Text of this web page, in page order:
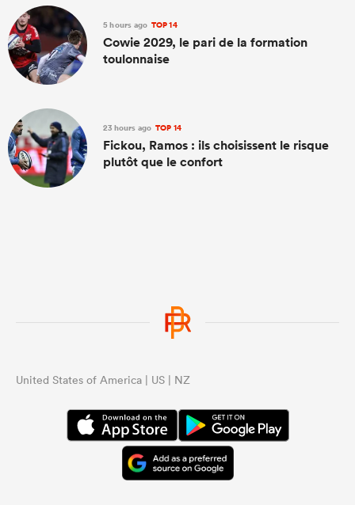
5 hours ago TOP 14
Cowie 2029, le pari de la formation
toulonnaise
23 hours ago TOP 14
Fickou, Ramos : ils choisissent le risque
plutôt que le confort
United States of America | US | NZ